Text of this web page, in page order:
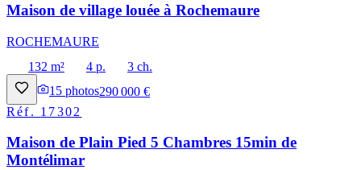
Maison de village louée à Rochemaure
ROCHEMAURE
132 m²
4 p.
3 ch.
15 photos290 000 €
Réf. 17302
Maison de Plain Pied 5 Chambres 15min de
Montélimar